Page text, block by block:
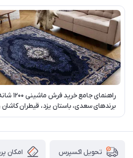
راهنمای
برندهای سعدی، باستان یزد، قیطران
تبریز
تحویل اکسپرس امکان